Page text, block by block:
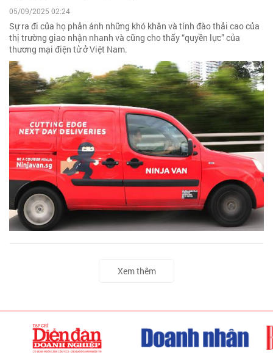
05/09/2025 02:24
Sự ra đi của họ phản ánh những khó khăn và tính đào thải cao của
thị trường giao nhận nhanh và cũng cho thấy “quyền lực” của
thương mại điện tử ở Việt Nam.
Xem thêm